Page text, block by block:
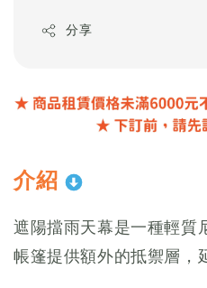
分享
介紹
遮陽擋雨天幕是一種輕質
帳篷提供額外的抵禦層，